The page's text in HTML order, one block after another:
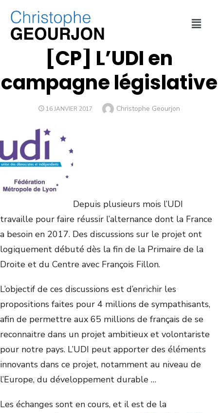
COMMUNIQUÉS DE PRESSE
[CP] L’UDI en
campagne législative
16 JANVIER 2017 Christophe Geourjon
Depuis plusieurs mois l’UDI
travaille pour faire réussir l’alternance dont la France
a besoin en 2017. Des discussions sur le projet ont
logiquement débuté dès la fin de la Primaire de la
Droite et du Centre avec François Fillon.
L’objectif de ces discussions est d’enrichir les
propositions faites pour 4 millions de sympathisants,
afin de permettre aux 65 millions de français de se
reconnaitre dans un projet ambitieux et volontariste
pour notre pays. L’UDI peut apporter des éléments
innovants dans ce projet, notamment au niveau de
l’Europe, du développement durable …
Les échanges sont en cours, et il est de la